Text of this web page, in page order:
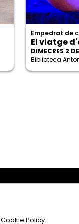
Empedrat de
El viatge
DIMECRES 2
Biblioteca
Cookie Policy.